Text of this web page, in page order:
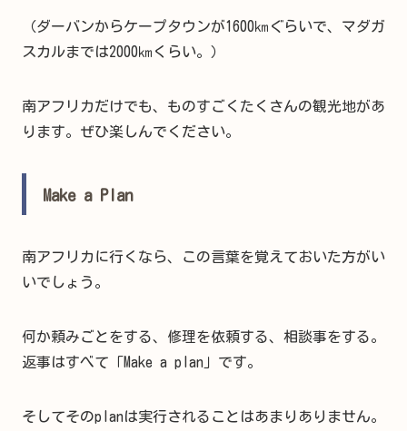
（ダーバンからケープタウンが1600㎞ぐらいで、マダガ
スカルまでは2000㎞くらい。）
南アフリカだけでも、ものすごくたくさんの観光地があ
ります。ぜひ楽しんでください。
Make a Plan
南アフリカに行くなら、この言葉を覚えておいた方がい
いでしょう。
何か頼みごとをする、修理を依頼する、相談事をする。
返事はすべて「Make a plan」です。
そしてそのplanは実行されることはあまりありません。